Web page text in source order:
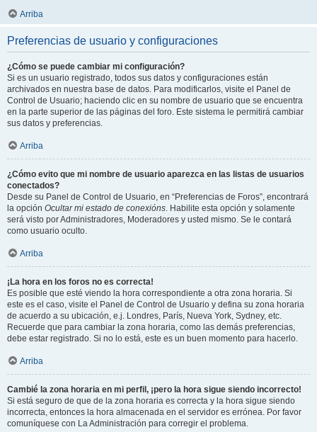
Arriba
Preferencias de usuario y configuraciones
¿Cómo se puede cambiar mi configuración?
Si es un usuario registrado, todos sus datos y configuraciones están
archivados en nuestra base de datos. Para modificarlos, visite el Panel de
Control de Usuario; haciendo clic en su nombre de usuario que se encuentra
en la parte superior de las páginas del foro. Este sistema le permitirá cambiar
sus datos y preferencias.
Arriba
¿Cómo evito que mi nombre de usuario aparezca en las listas de usuarios
conectados?
Desde su Panel de Control de Usuario, en “Preferencias de Foros”, encontrará
la opción Ocultar mi estado de conexións. Habilite esta opción y solamente
será visto por Administradores, Moderadores y usted mismo. Se le contará
como usuario oculto.
Arriba
¡La hora en los foros no es correcta!
Es posible que esté viendo la hora correspondiente a otra zona horaria. Si
este es el caso, visite el Panel de Control de Usuario y defina su zona horaria
de acuerdo a su ubicación, e.j. Londres, París, Nueva York, Sydney, etc.
Recuerde que para cambiar la zona horaria, como las demás preferencias,
debe estar registrado. Si no lo está, este es un buen momento para hacerlo.
Arriba
Cambié la zona horaria en mi perfil, ¡pero la hora sigue siendo incorrecto!
Si está seguro de que de la zona horaria es correcta y la hora sigue siendo
incorrecta, entonces la hora almacenada en el servidor es errónea. Por favor
comuníquese con La Administración para corregir el problema.